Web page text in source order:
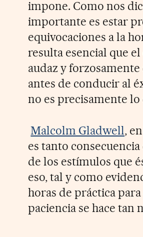
impone. Como nos
importante es estar
equivocaciones a la
resulta esencial que
audaz y
antes de conducir al
no es precisamente lo
Malcolm Gladwell,
es tanto
de los estímulos que
eso, tal y como
horas de práctica
paciencia se hace tan